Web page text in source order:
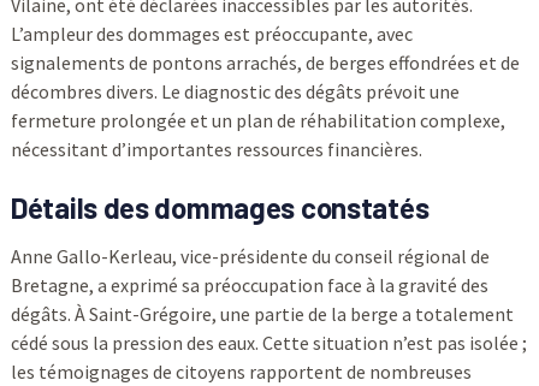
Vilaine, ont été déclarées inaccessibles par les autorités.
L’ampleur des dommages est préoccupante, avec
signalements de pontons arrachés, de berges effondrées et de
décombres divers. Le diagnostic des dégâts prévoit une
fermeture prolongée et un plan de réhabilitation complexe,
nécessitant d’importantes ressources financières.
Détails des dommages constatés
Anne Gallo-Kerleau, vice-présidente du conseil régional de
Bretagne, a exprimé sa préoccupation face à la gravité des
dégâts. À Saint-Grégoire, une partie de la berge a totalement
cédé sous la pression des eaux. Cette situation n’est pas isolée ;
les témoignages de citoyens rapportent de nombreuses